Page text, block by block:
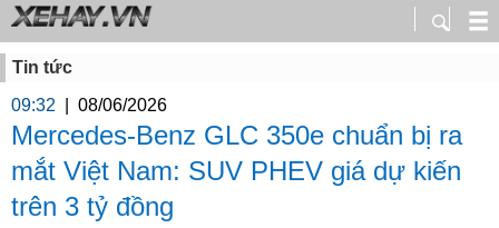
Tin tức
09:32
08/06/2026
Mercedes-Benz GLC 350e chuẩn bị ra
mắt Việt Nam: SUV PHEV giá dự kiến
trên 3 tỷ đồng